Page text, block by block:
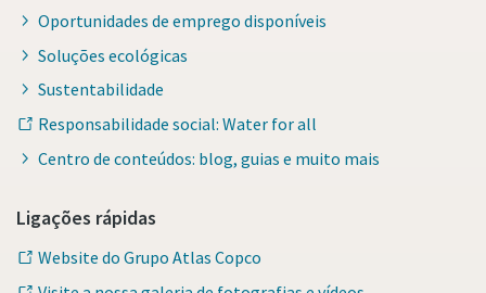
Oportunidades de emprego disponíveis
Soluções ecológicas
Sustentabilidade
Responsabilidade social: Water for all
Centro de conteúdos: blog, guias e muito mais
Ligações rápidas
Website do Grupo Atlas Copco